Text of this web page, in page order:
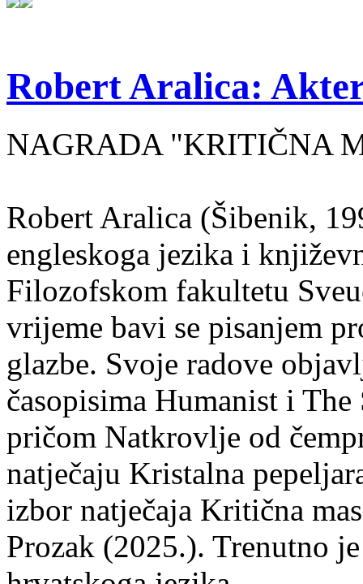
Robert Aralica:
NAGRADA "KRITIČNA
Robert Aralica (Šibenik,
engleskoga jezika i
Filozofskom fakultetu
vrijeme bavi se pisanjem
glazbe. Svoje radove
časopisima Humanist i
pričom Natkrovlje od
natječaju Kristalna
izbor natječaja Kritična
Prozak (2025.). Trenutno